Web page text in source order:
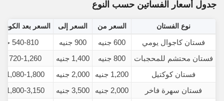
جدول أسعار الفساتين حسب النوع
نوع الفستان السعر من السعر إلى السعر بعد الكود (10%)
فستان كاجوال يومي 600 جنيه 900 جنيه
540-810 جنيه
فستان محتشم للمحجبات
800 جنيه 1,400 جنيه
720-1,260 جنيه
فستان كوكتيل
1,200 جنيه 2,000 جنيه
1,080-1,800 جنيه
فستان سهرة فاخر
2,000 جنيه 3,500 جنيه
1,800-3,150 جنيه